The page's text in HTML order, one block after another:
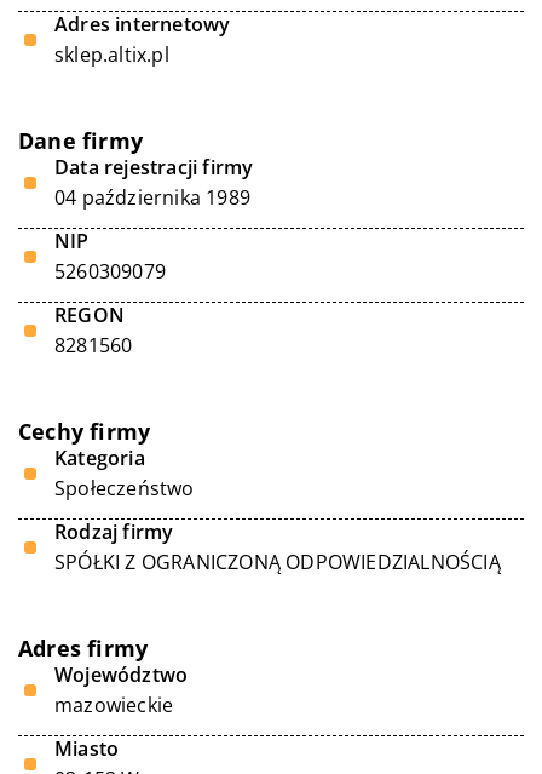
Adres internetowy
sklep.altix.pl
Dane firmy
Data rejestracji firmy
04 października 1989
NIP
5260309079
REGON
8281560
Cechy firmy
Kategoria
Społeczeństwo
Rodzaj firmy
SPÓŁKI Z OGRANICZONĄ ODPOWIEDZIALNOŚCIĄ
Adres firmy
Województwo
mazowieckie
Miasto